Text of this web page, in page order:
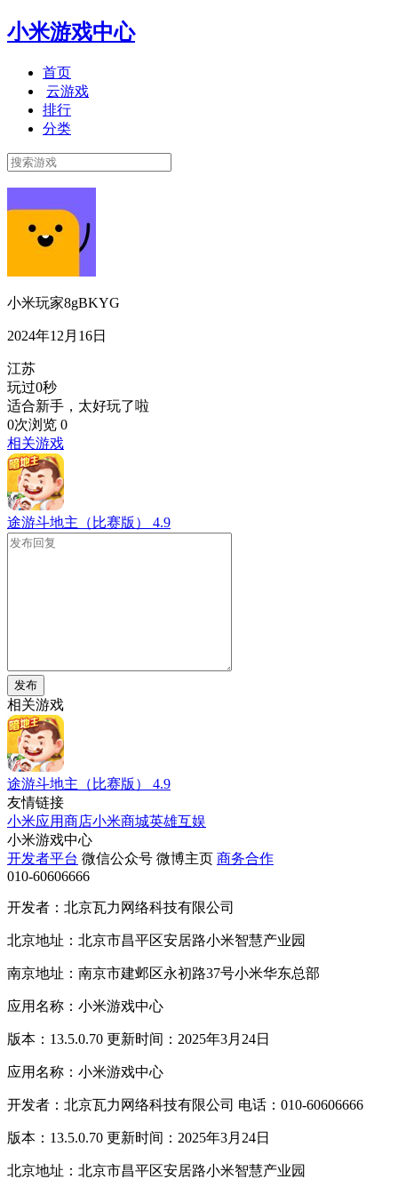
小米游戏中心
首页
云游戏
排行
分类
小米玩家8gBKYG
2024年12月16日
江苏
玩过0秒
适合新手，太好玩了啦
0次浏览 0
相关游戏
途游斗地主（比赛版） 4.9
发布
相关游戏
途游斗地主（比赛版）
4.9
友情链接
小米应用商店小米商城英雄互娱
小米游戏中心
开发者平台 微信公众号 微博主页 商务合作
010-60606666
开发者：北京瓦力网络科技有限公司
北京地址：北京市昌平区安居路小米智慧产业园
南京地址：南京市建邺区永初路37号小米华东总部
应用名称：小米游戏中心
版本：13.5.0.70 更新时间：2025年3月24日
应用名称：小米游戏中心
开发者：北京瓦力网络科技有限公司 电话：010-60606666
版本：13.5.0.70 更新时间：2025年3月24日
北京地址：北京市昌平区安居路小米智慧产业园